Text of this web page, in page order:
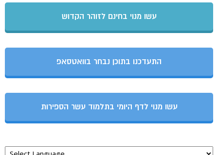
עשו מנוי בחינם לזוהר הקדוש
התעדכנו בתוכן נבחר בוואטסאפ
עשו מנוי לדף היומי בתלמוד עשר הספירות